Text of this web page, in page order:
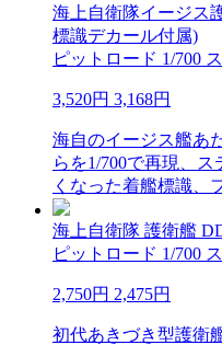
海上自衛隊イージス
標識デカール付属)
ピットロード 1/700
3,520円 3,168円
海自のイージス艦あ
らを1/700で再現、
くなった着艦標識、
海上自衛隊 護衛艦
ピットロード 1/700
2,750円 2,475円
初代あきづき型護衛